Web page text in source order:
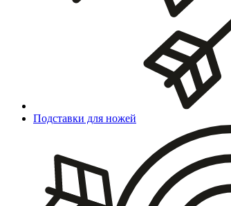
Подставки для ножей